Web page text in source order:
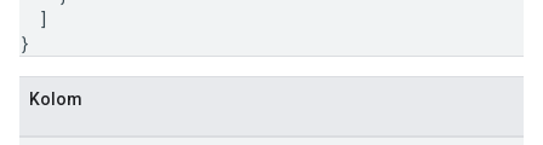
]
}
Kolom